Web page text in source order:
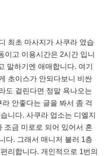
최초 마사지가 사쿠라 였습
이고 이용시간은 2시간 입니
말하기엔 애매합니다. 여기
초이스가 안되다보니 비싼
도 걸린다면 정말 욕나오는
안좋다는 글을 봐서 좀 걱
니다. 사쿠라 업소는 디엘지
조금 미로로 되어 있어서 혼
다. 그래서 매니저 불러 1층
리합니다. 개인적으로 1번의